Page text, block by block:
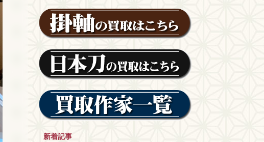
新着記事